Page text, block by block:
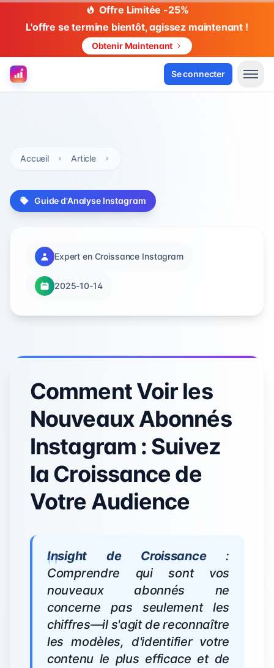
Offre Limitée -25%
L'offre se termine bientôt, agissez maintenant !
Obtenir Maintenant
Se connecter
Accueil Article
Guide d'Analyse Instagram
Expert en Croissance Instagram
2025-10-14
Comment Voir les
Nouveaux Abonnés
Instagram : Suivez
la Croissance de
Votre Audience
Insight de Croissance:
Comprendre qui sont vos
nouveaux abonnés ne
concerne pas seulement les
chiffres—il s'agit de reconnaître
les modèles, d'identifier votre
contenu le plus efficace et de